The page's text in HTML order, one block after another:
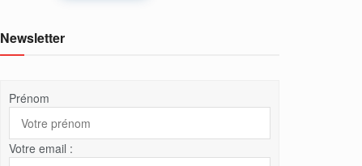
Newsletter
Prénom
Votre email :